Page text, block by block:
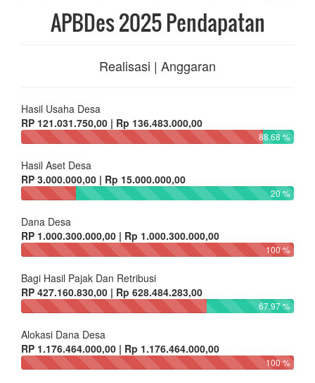
APBDes 2025 Pendapatan
Realisasi | Anggaran
Hasil Usaha Desa
RP 121.031.750,00 | Rp 136.483.000,00
88.68 %
Hasil Aset Desa
RP 3.000.000,00 | Rp 15.000.000,00
20 %
Dana Desa
RP 1.000.300.000,00 | Rp 1.000.300.000,00
100 %
Bagi Hasil Pajak Dan Retribusi
RP 427.160.830,00 | Rp 628.484.283,00
67.97 %
Alokasi Dana Desa
RP 1.176.464.000,00 | Rp 1.176.464.000,00
100 %